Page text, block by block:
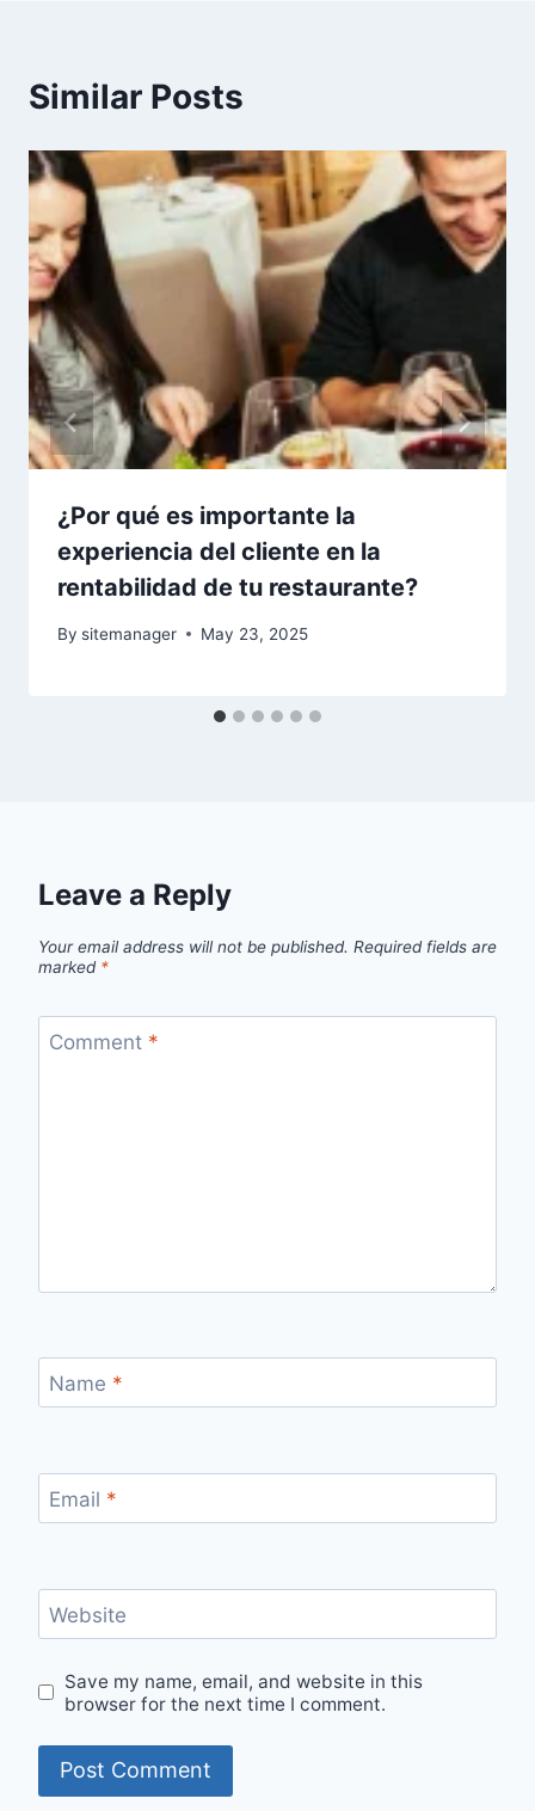
Similar Posts
¿Por qué es importante la
experiencia del cliente en la
rentabilidad de tu restaurante?
By sitemanager May 23, 2025
Leave a Reply
Your email address will not be published. Required fields are
marked *
Comment *
Name *
Email *
Website
Save my name, email, and website in this
browser for the next time I comment.